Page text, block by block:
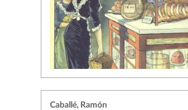
Caballé, Ramón